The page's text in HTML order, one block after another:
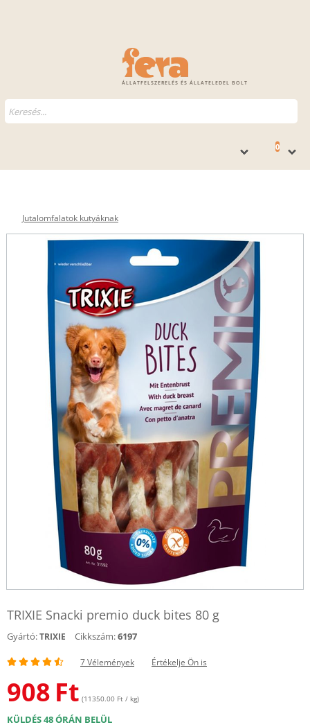
ÁLLATFELSZERELÉS ÉS ÁLLATELEDEL BOLT
0
Jutalomfalatok kutyáknak
TRIXIE Snacki premio duck bites 80 g
Gyártó:TRIXIE Cikkszám:6197
7 Vélemények Értékelje Ön is
908 Ft (11350.00 Ft / kg)
KÜLDÉS 48 ÓRÁN BELÜL